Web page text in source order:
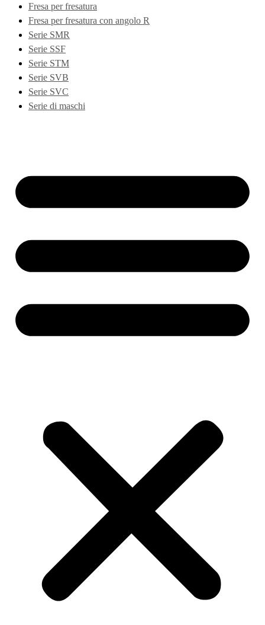
Fresa per fresatura
Fresa per fresatura con angolo R
Serie SMR
Serie SSF
Serie STM
Serie SVB
Serie SVC
Serie di maschi